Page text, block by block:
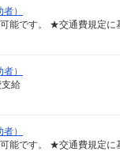
）
能です。 ★交通費規定に
）
給
）
能です。 ★交通費規定に